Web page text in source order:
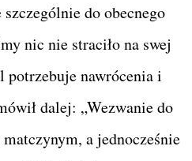
szczególnie do obecnego
nic nie straciło na swej
potrzebuje nawrócenia i
dalej: „Wezwanie do
a jednocześnie